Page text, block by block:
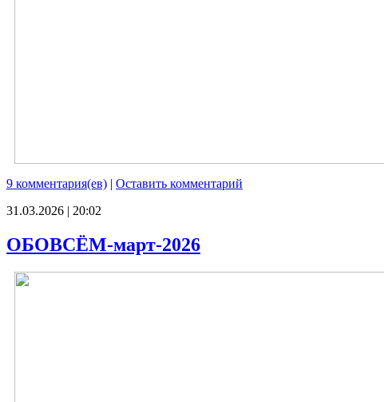
9 комментария(ев) | Оставить комментарий
31.03.2026 | 20:02
ОБОВСЁМ-март-2026